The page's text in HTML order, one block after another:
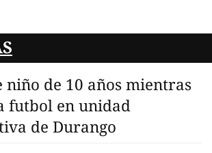
niño de 10 años mientras
futbol en unidad
de Durango